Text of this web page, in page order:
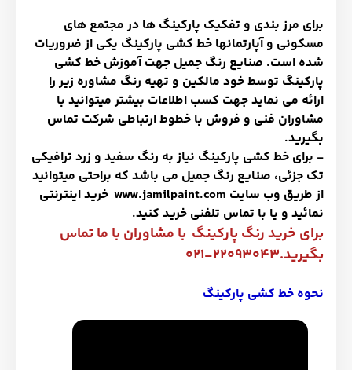
برای مرز بندی و تفکیک پارکینگ ها در مجتمع های
مسکونی و آپارتمانها خط کشی پارکینگ یکی از ضروریات
شده است. صنایع رنگ جمیل جهت آموزش خط کشی
پارکینگ توسط خود مالکین و تهیه رنگ مشاوره زیر را
ارائه می نماید جهت کسب اطلاعات بیشتر میتوانید با
مشاوران فنی و فروش با خطوط ارتباطی شرکت تماس
بگیرید.
- برای خط کشی پارکینگ نیاز به رنگ سفید و زرد ترافیکی
تک جزئی، صنایع رنگ جمیل می باشد که براحتی میتوانید
از طریق وب سایت www.jamilpaint.com خرید اینترنتی
نمائید و یا با تماس تلفنی خرید کنید.
برای خرید رنگ پارکینگ با مشاوران با ما تماس
بگیرید.22093043-021
نحوه خط کشی پارکینگ